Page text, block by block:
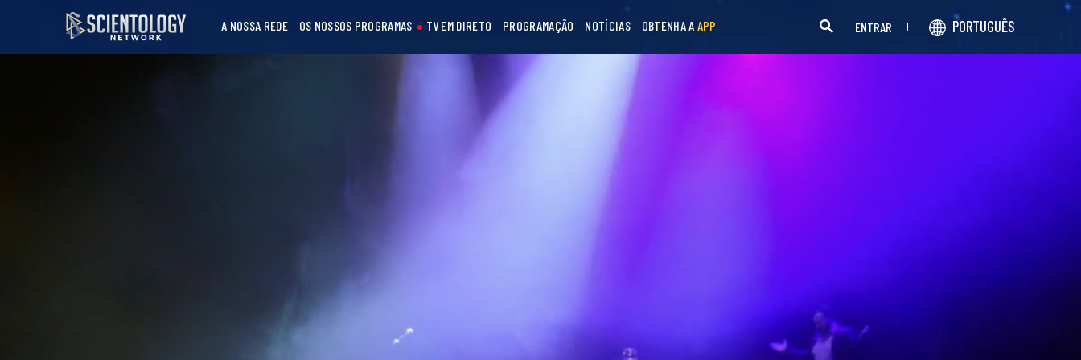
A NOSSA REDE OS NOSSOS PROGRAMAS TV EM DIRETO PROGRAMAÇÃO NOTÍCIAS OBTENHA A APP ENTRAR PORTUGUÊS